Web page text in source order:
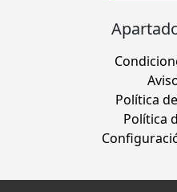
Política
Política